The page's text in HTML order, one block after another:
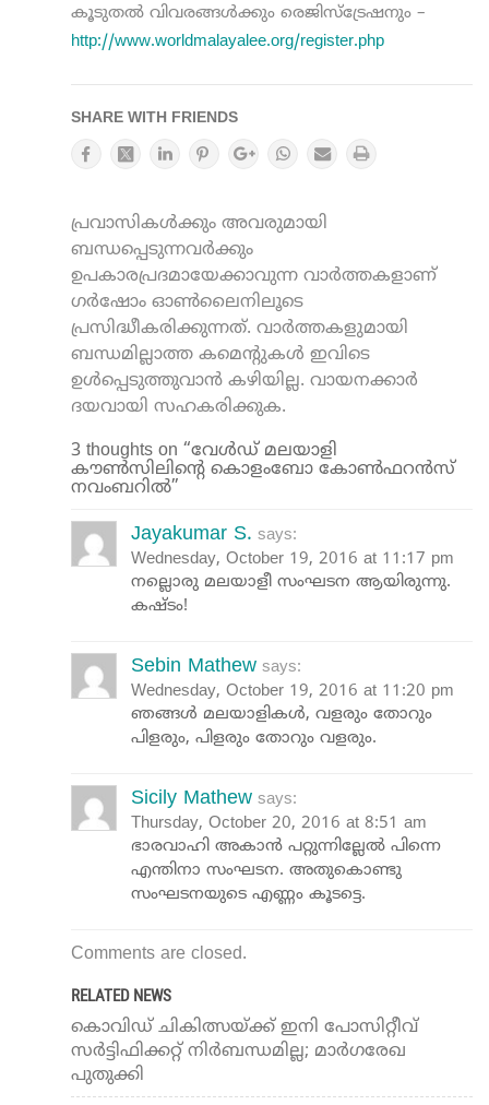
കൂടുതൽ വിവരങ്ങൾക്കും രെജിസ്ട്രേഷനും –
http://www.worldmalayalee.org/register.php
SHARE WITH FRIENDS
പ്രവാസികൾക്കും അവരുമായി
ബന്ധപ്പെടുന്നവർക്കും
ഉപകാരപ്രദമായേക്കാവുന്ന വാർത്തകളാണ്
ഗർഷോം ഓൺലൈനിലൂടെ
പ്രസിദ്ധീകരിക്കുന്നത്. വാർത്തകളുമായി
ബന്ധമില്ലാത്ത കമെന്റുകൾ ഇവിടെ
ഉൾപ്പെടുത്തുവാൻ കഴിയില്ല. വായനക്കാർ
ദയവായി സഹകരിക്കുക.
3 thoughts on “വേൾഡ് മലയാളി
കൗൺസിലിന്റെ കൊളംബോ കോൺഫറൻസ്
നവംബറിൽ”
Jayakumar S. says:
Wednesday, October 19, 2016 at 11:17 pm
നല്ലൊരു മലയാളീ സംഘടന ആയിരുന്നു.
കഷ്ടം!
Sebin Mathew says:
Wednesday, October 19, 2016 at 11:20 pm
ഞങ്ങൾ മലയാളികൾ, വളരും തോറും
പിളരും, പിളരും തോറും വളരും.
Sicily Mathew says:
Thursday, October 20, 2016 at 8:51 am
ഭാരവാഹി അകാൻ പറ്റുന്നില്ലേൽ പിന്നെ
എന്തിനാ സംഘടന. അതുകൊണ്ടു
സംഘടനയുടെ എണ്ണം കൂടട്ടെ.
Comments are closed.
RELATED NEWS
കൊവിഡ് ചികിത്സയ്ക്ക് ഇനി പോസിറ്റീവ്
സര്‍ട്ടിഫിക്കറ്റ് നിര്‍ബന്ധമില്ല; മാര്‍ഗരേഖ
പുതുക്കി